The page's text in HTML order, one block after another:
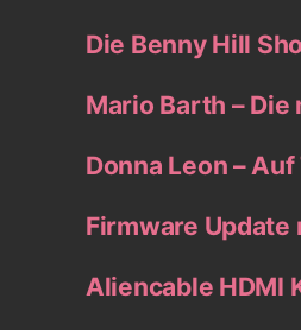
Die Benny Hill
Mario Barth –
Donna Leon –
Firmware Update
Aliencable HDMI